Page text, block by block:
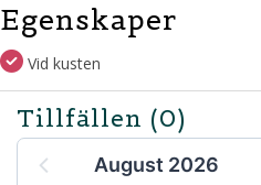
Egenskaper
Vid kusten
Tillfällen (0)
August 2026